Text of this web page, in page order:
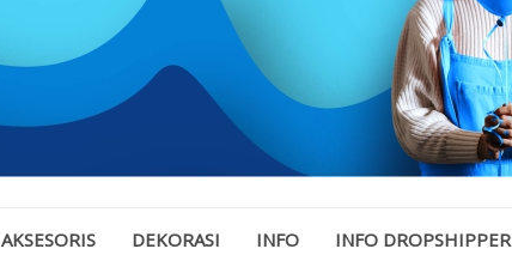
AKSESORIS DEKORASI INFO INFO DROPSHIPPER